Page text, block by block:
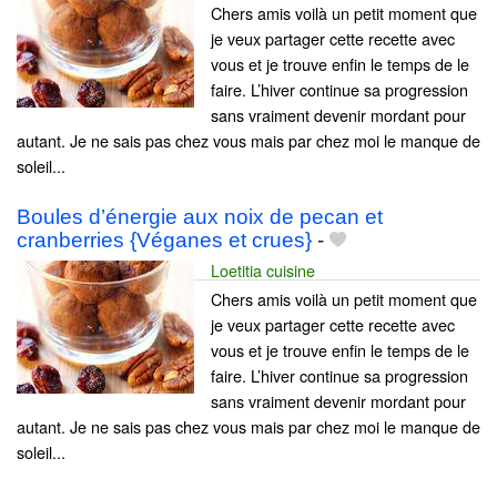
Chers amis voilà un petit moment que
je veux partager cette recette avec
vous et je trouve enfin le temps de le
faire. L’hiver continue sa progression
sans vraiment devenir mordant pour
autant. Je ne sais pas chez vous mais par chez moi le manque de
soleil...
Boules d’énergie aux noix de pecan et
cranberries {Véganes et crues} -
Loetitia cuisine
Chers amis voilà un petit moment que
je veux partager cette recette avec
vous et je trouve enfin le temps de le
faire. L’hiver continue sa progression
sans vraiment devenir mordant pour
autant. Je ne sais pas chez vous mais par chez moi le manque de
soleil...